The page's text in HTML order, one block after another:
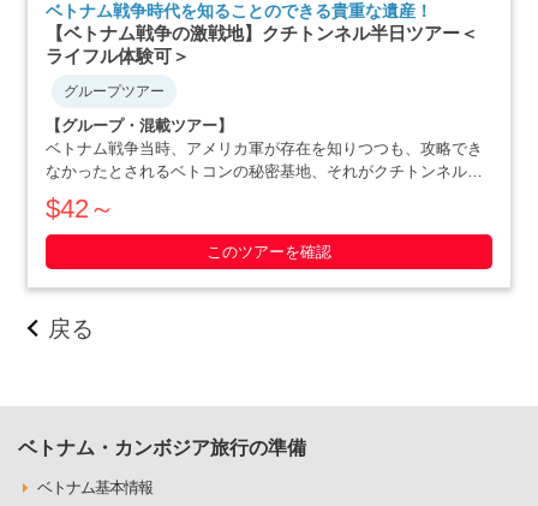
ベトナム戦争時代を知ることのできる貴重な遺産！
【ベトナム戦争の激戦地】クチトンネル半日ツアー＜
ライフル体験可＞
グループツアー
【グループ・混載ツアー】
ベトナム戦争当時、アメリカ軍が存在を知りつつも、攻略でき
なかったとされるベトコンの秘密基地、それがクチトンネルで
す。小柄な体格を活かした戦略で、アメリカ軍を撃退にまで追
いやったベトナム人の作戦の数々や彼らの暮らしぶりを追体験
できます。ホーチミン滞在最終日や、午後か・・・・・
$42～
このツアーを確認
戻る
ベトナム・カンボジア旅行の準備
ベトナム基本情報